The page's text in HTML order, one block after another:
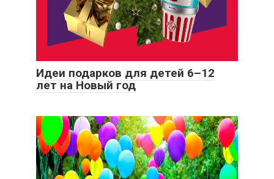
Идеи подарков для детей 6–12
лет на Новый год